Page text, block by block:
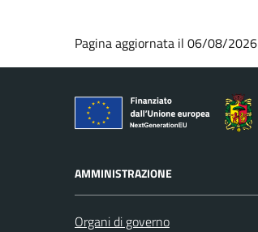
Pagina aggiornata il 06/08/2026
AMMINISTRAZIONE
Organi di governo